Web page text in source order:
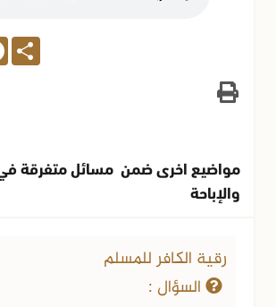
Share
مواضيع اخرى ضمن مسائل متفرقة
والإباحة
رقية الكافر للمسلم
السؤال :